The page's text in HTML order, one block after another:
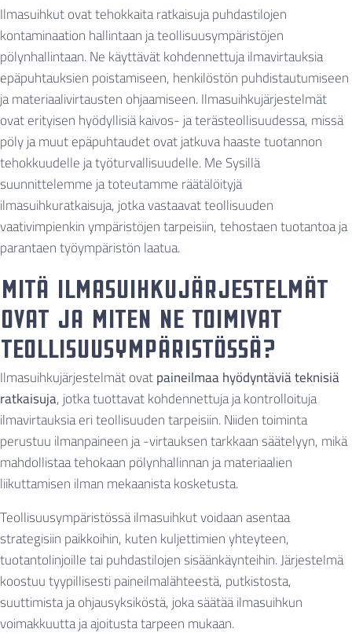
Ilmasuihkut ovat tehokkaita ratkaisuja puhdastilojen
kontaminaation hallintaan ja teollisuusympäristöjen
pölynhallintaan. Ne käyttävät kohdennettuja ilmavirtauksia
epäpuhtauksien poistamiseen, henkilöstön puhdistautumiseen
ja materiaalivirtausten ohjaamiseen. Ilmasuihkujärjestelmät
ovat erityisen hyödyllisiä kaivos- ja terästeollisuudessa, missä
pöly ja muut epäpuhtaudet ovat jatkuva haaste tuotannon
tehokkuudelle ja työturvallisuudelle. Me Sysillä
suunnittelemme ja toteutamme räätälöityjä
ilmasuihkuratkaisuja, jotka vastaavat teollisuuden
vaativimpienkin ympäristöjen tarpeisiin, tehostaen tuotantoa ja
parantaen työympäristön laatua.
Mitä ilmasuihkujärjestelmät
ovat ja miten ne toimivat
teollisuusympäristössä?
Ilmasuihkujärjestelmät ovatpaineilmaa hyödyntäviä teknisiä
ratkaisuja, jotka tuottavat kohdennettuja ja kontrolloituja
ilmavirtauksia eri teollisuuden tarpeisiin. Niiden toiminta
perustuu ilmanpaineen ja -virtauksen tarkkaan säätelyyn, mikä
mahdollistaa tehokaan pölynhallinnan ja materiaalien
liikuttamisen ilman mekaanista kosketusta.
Teollisuusympäristössä ilmasuihkut voidaan asentaa
strategisiin paikkoihin, kuten kuljettimien yhteyteen,
tuotantolinjoille tai puhdastilojen sisäänkäynteihin. Järjestelmä
koostuu tyypillisesti paineilmalähteestä, putkistosta,
suuttimista ja ohjausyksiköstä, joka säätää ilmasuihkun
voimakkuutta ja ajoitusta tarpeen mukaan.